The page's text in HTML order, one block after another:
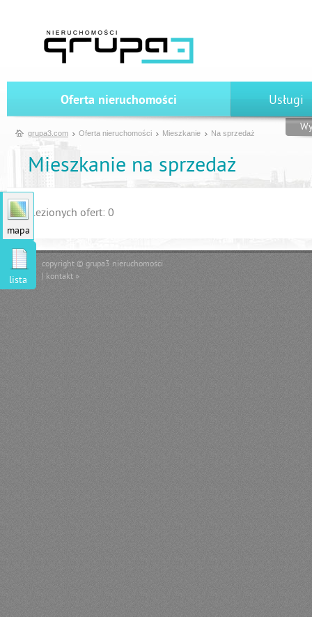
Oferta nieruchomości Usługi
mapa
lista
grupa3.com Oferta nieruchomości Mieszkanie Na sprzedaż
Mieszkanie na sprzedaż
Znalezionych ofert: 0
copyright © grupa3 nieruchomości
| kontakt »